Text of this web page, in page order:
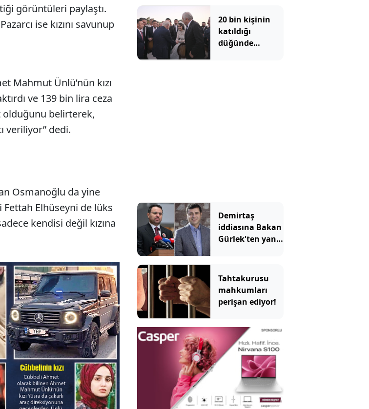
görüntüleri paylaştı.
ise kızını savunup
Mahmut Ünlü’nün kızı
ve 139 bin lira ceza
olduğunu belirterek,
veriliyor” dedi.
Osmanoğlu da yine
Fettah Elhüseyni de lüks
kendisi değil kızına
20 bin kişinin
katıldığı
düğünde
Demirtaş
iddiasına Bakan
Gürlek'ten yanıt
Tahtakurusu
mahkumları
perişan ediyor!